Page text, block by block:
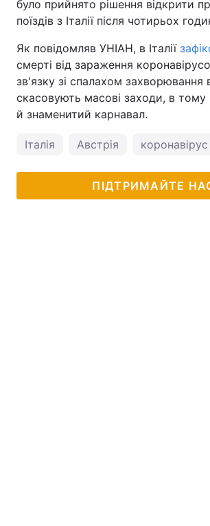
було прийнято рішення відкрити
поїздів з Італії після чотирьох
Як повідомляв УНІАН, в Італії
смерті від зараження
зв'язку зі спалахом захворювання в
скасовують масові заходи, в тому
й знаменитий карнавал.
Італія Австрія коронавірус
ПІДТРИМАЙТЕ